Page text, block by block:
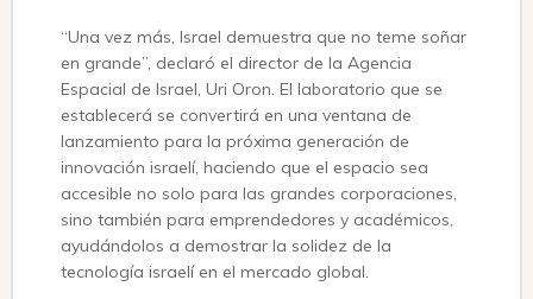
“Una vez más, Israel demuestra que no teme soñar
en grande”, declaró el director de la Agencia
Espacial de Israel, Uri Oron. El laboratorio que se
establecerá se convertirá en una ventana de
lanzamiento para la próxima generación de
innovación israelí, haciendo que el espacio sea
accesible no solo para las grandes corporaciones,
sino también para emprendedores y académicos,
ayudándolos a demostrar la solidez de la
tecnología israelí en el mercado global.